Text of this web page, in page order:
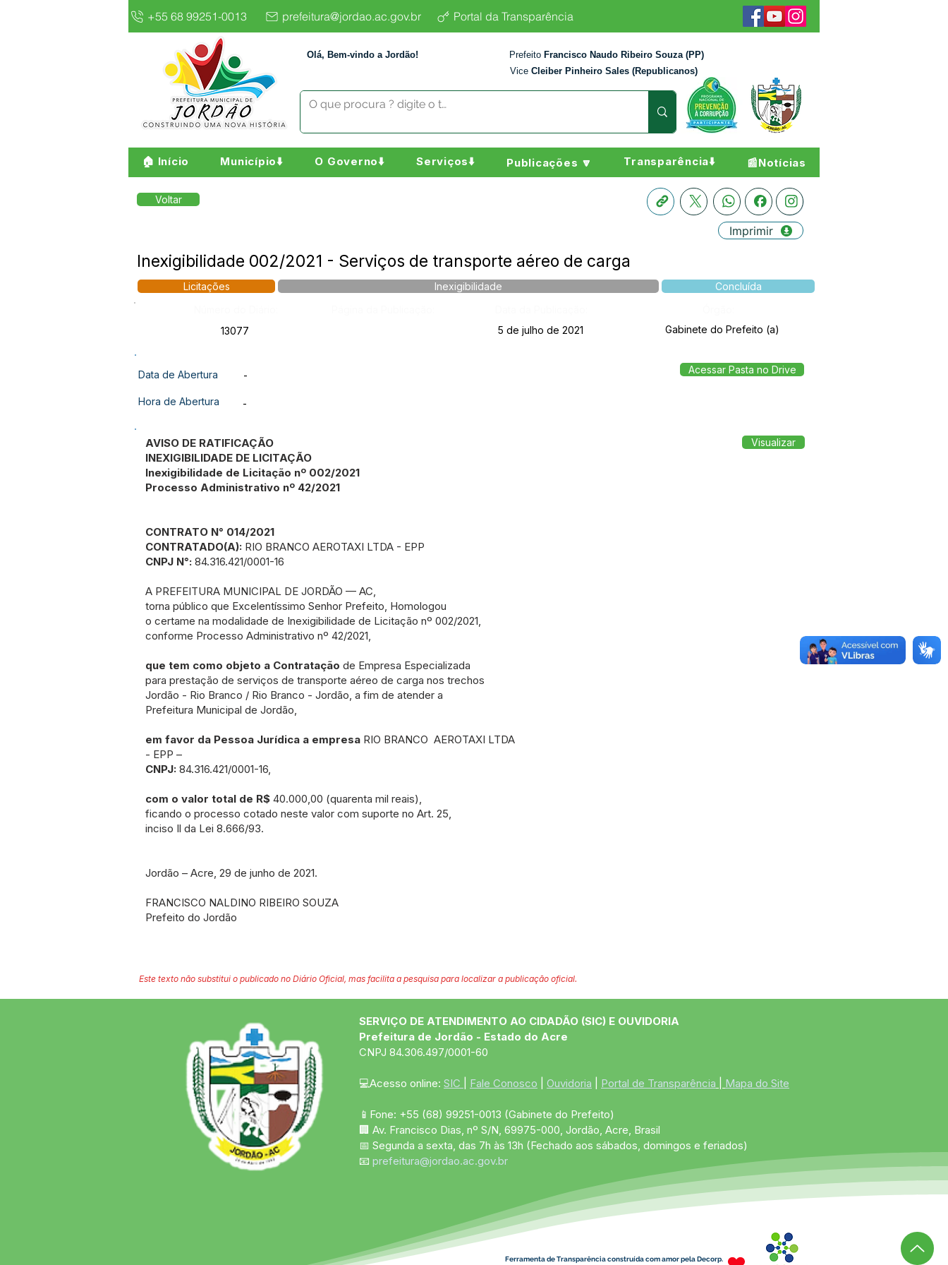
+55 68 99251-0013 prefeitura@jordao.ac.gov.br Portal da Transparência
Olá, Bem-vindo a Jordão! Prefeito Francisco Naudo Ribeiro Souza (PP)
Vice Cleiber Pinheiro Sales (Republicanos)
🏠 Início Município⬇️ O Governo⬇️ Serviços⬇️ Publicações 🔽 Transparência⬇️ 📰Notícias
Voltar
Imprimir
Inexigibilidade 002/2021 - Serviços de transporte aéreo de carga
Licitações Inexigibilidade
Concluída
13077
5 de julho de 2021 Gabinete do Prefeito (a)
Data de Abertura -
Hora de Abertura -
Acessar Pasta no Drive
AVISO DE RATIFICAÇÃO
INEXIGIBILIDADE DE LICITAÇÃO
Inexigibilidade de Licitação nº 002/2021
Processo Administrativo nº 42/2021
CONTRATO N° 014/2021
CONTRATADO(A): RIO BRANCO AEROTAXI LTDA - EPP
CNPJ N°: 84.316.421/0001-16
A PREFEITURA MUNICIPAL DE JORDÃO — AC,
torna público que Excelentíssimo Senhor Prefeito, Homologou
o certame na modalidade de Inexigibilidade de Licitação nº 002/2021,
conforme Processo Administrativo nº 42/2021,
que tem como objeto a Contratação de Empresa Especializada
para prestação de serviços de transporte aéreo de carga nos trechos
Jordão - Rio Branco / Rio Branco - Jordão, a fim de atender a
Prefeitura Municipal de Jordão,
em favor da Pessoa Jurídica a empresa RIO BRANCO AEROTAXI LTDA
- EPP –
CNPJ: 84.316.421/0001-16,
com o valor total de R$ 40.000,00 (quarenta mil reais),
ficando o processo cotado neste valor com suporte no Art. 25,
inciso Il da Lei 8.666/93.
Jordão – Acre, 29 de junho de 2021.
FRANCISCO NALDINO RIBEIRO SOUZA
Prefeito do Jordão
Visualizar
Este texto não substitui o publicado no Diário Oficial, mas facilita a pesquisa para localizar a publicação oficial.
SERVIÇO DE ATENDIMENTO AO CIDADÃO (SIC) E OUVIDORIA
Prefeitura de Jordão - Estado do Acre
CNPJ 84.306.497/0001-60
💻Acesso online: SIC Fale Conosco Ouvidoria Portal de Transparência Mapa do Site
📱Fone: +55 (68) 99251-0013 (Gabinete do Prefeito)
🏢 Av. Francisco Dias, nº S/N, 69975-000, Jordão, Acre, Brasil
📅 Segunda a sexta, das 7h às 13h (Fechado aos sábados, domingos e feriados)
📧 prefeitura@jordao.ac.gov.br
Ferramenta de Transparência construída com amor pela Decorp.